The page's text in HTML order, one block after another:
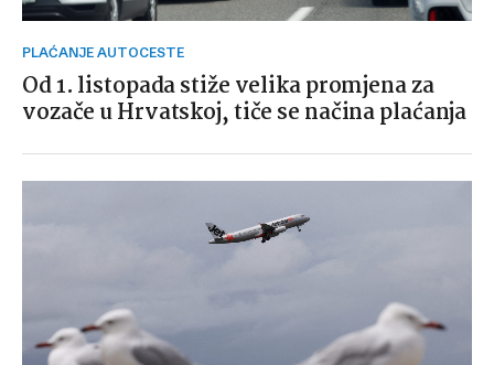
PLAĆANJE AUTOCESTE
Od 1. listopada stiže velika promjena za
vozače u Hrvatskoj, tiče se načina plaćanja